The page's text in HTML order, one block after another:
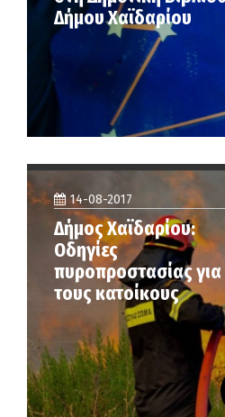
Δήμου Χαϊδαρίου
14-08-2017
Δήμος Χαϊδαρίου:
Οδηγίες
πυροπροστασίας για
τους κατοίκους